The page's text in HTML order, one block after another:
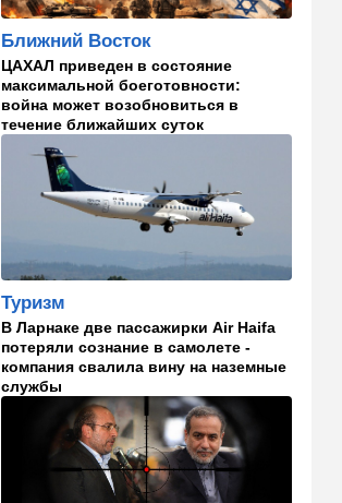
США настойчиво попросили
Израиль сбавить обороты в
Ливане
18:15 Культура
30 лет российско-
израильскому альманаху
еврейской культуры
Израиль
На маленьком плоту: отдых
на Кинерете едва не
закончился трагедией
17:26 Израиль
Отставить панику: в Тель-
Авиве все спокойно
Ближний Восток
Человек-невидимка: в
высших эшелонах власти
Ирана поползли тревожные
Ближний Восток
ЦАХАЛ приведен в состояние
максимальной боеготовности:
война может возобновиться в
течение ближайших суток
Туризм
В Ларнаке две пассажирки Air Haifa
потеряли сознание в самолете -
компания свалила вину на наземные
службы